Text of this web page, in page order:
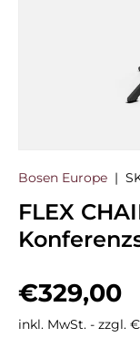
Bosen Europe |
FLEX
Normaler
€329,00
inkl. MwSt. - zzgl.